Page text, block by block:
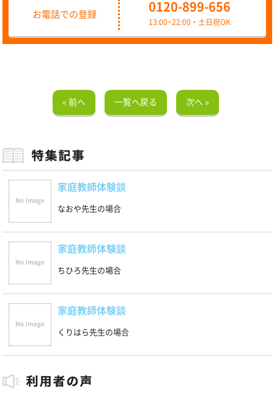
お電話での登録
0120-899-656
13:00~22:00・土日祝OK
« 前へ 一覧へ戻る 次へ »
家庭教師体験談
なおや先生の場合
家庭教師体験談
ちひろ先生の場合
家庭教師体験談
くりはら先生の場合